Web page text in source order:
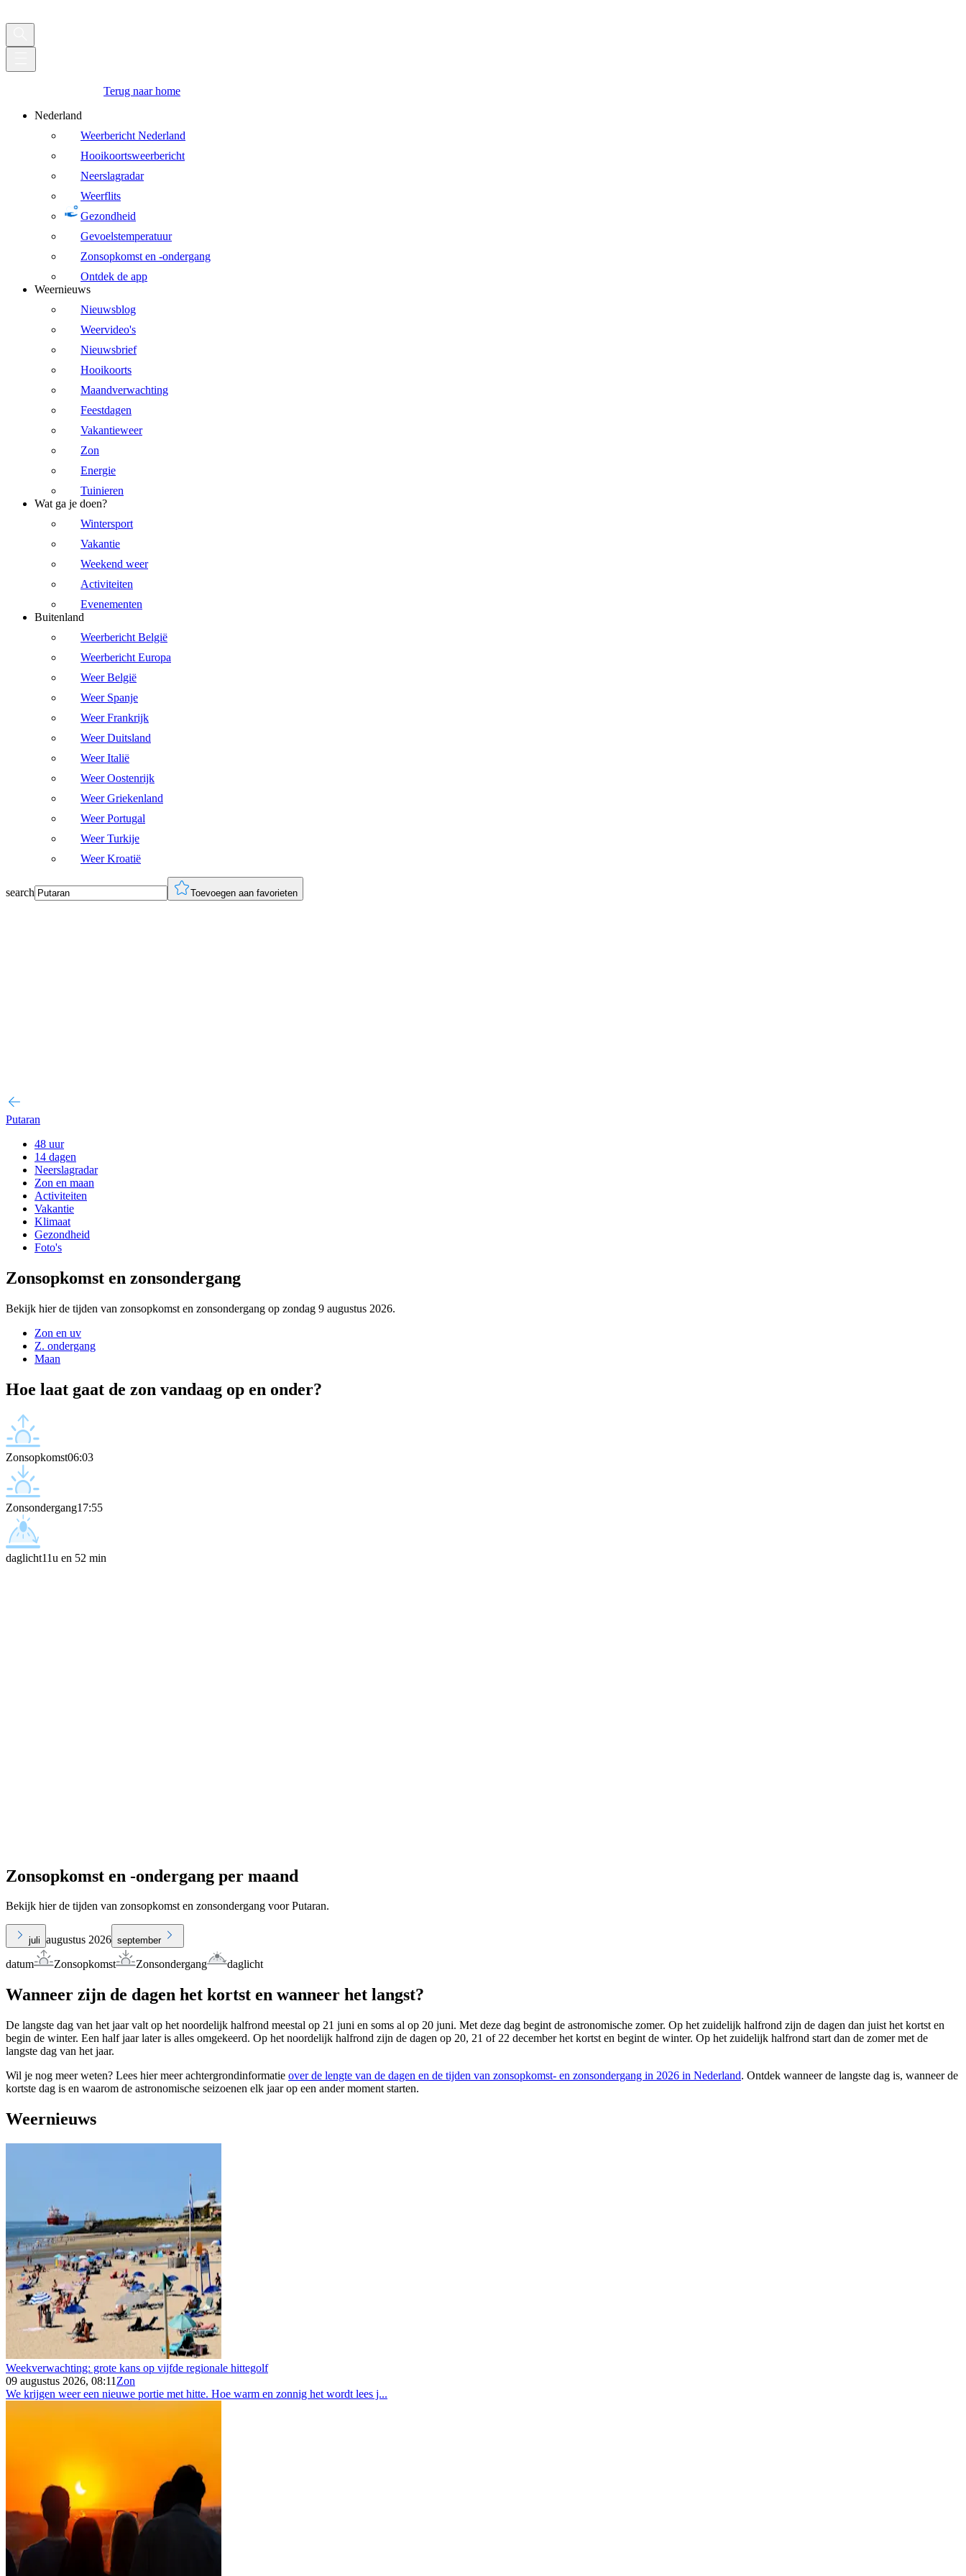
Terug naar home
Nederland
Weerbericht Nederland
Hooikoortsweerbericht
Neerslagradar
Weerflits
Gezondheid
Gevoelstemperatuur
Zonsopkomst en -ondergang
Ontdek de app
Weernieuws
Nieuwsblog
Weervideo's
Nieuwsbrief
Hooikoorts
Maandverwachting
Feestdagen
Vakantieweer
Zon
Energie
Tuinieren
Wat ga je doen?
Wintersport
Vakantie
Weekend weer
Activiteiten
Evenementen
Buitenland
Weerbericht België
Weerbericht Europa
Weer België
Weer Spanje
Weer Frankrijk
Weer Duitsland
Weer Italië
Weer Oostenrijk
Weer Griekenland
Weer Portugal
Weer Turkije
Weer Kroatië
search Toevoegen aan favorieten
Putaran
48 uur
14 dagen
Neerslagradar
Zon en maan
Activiteiten
Vakantie
Klimaat
Gezondheid
Foto's
Zonsopkomst en zonsondergang
Bekijk hier de tijden van zonsopkomst en zonsondergang op zondag 9 augustus 2026.
Zon en uv
Z. ondergang
Maan
Hoe laat gaat de zon vandaag op en onder?
Zonsopkomst06:03
Zonsondergang17:55
daglicht11u en 52 min
Zonsopkomst en -ondergang per maand
Bekijk hier de tijden van zonsopkomst en zonsondergang voor Putaran.
juli augustus 2026 september
datum Zonsopkomst Zonsondergang daglicht
Wanneer zijn de dagen het kortst en wanneer het langst?
De langste dag van het jaar valt op het noordelijk halfrond meestal op 21 juni en soms al op 20 juni. Met deze dag begint de astronomische zomer. Op het zuidelijk halfrond zijn de dagen dan juist het kortst en
begin de winter. Een half jaar later is alles omgekeerd. Op het noordelijk halfrond zijn de dagen op 20, 21 of 22 december het kortst en begint de winter. Op het zuidelijk halfrond start dan de zomer met de
langste dag van het jaar.
Wil je nog meer weten? Lees hier meer achtergrondinformatie over de lengte van de dagen en de tijden van zonsopkomst- en zonsondergang in 2026 in Nederland. Ontdek wanneer de langste dag is, wanneer de
kortste dag is en waarom de astronomische seizoenen elk jaar op een ander moment starten.
Weernieuws
Weekverwachting: grote kans op vijfde regionale hittegolf
09 augustus 2026, 08:11 Zon
We krijgen weer een nieuwe portie met hitte. Hoe warm en zonnig het wordt lees j...